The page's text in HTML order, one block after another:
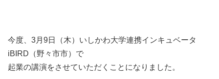
今度、3月9日（木）いしかわ大学連携インキュベータ
iBIRD（野々市市）で
起業の講演をさせていただくことになりました。